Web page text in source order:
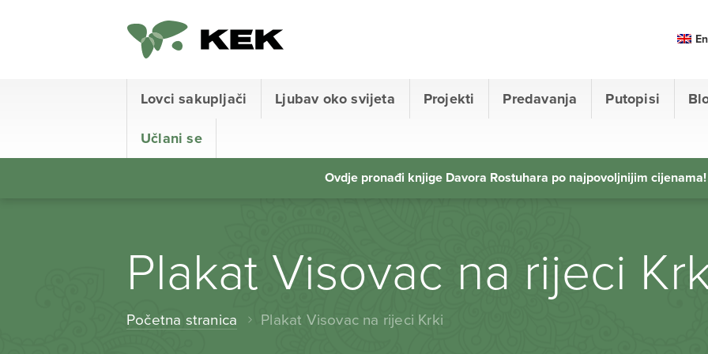
Lovci sakupljači Ljubav oko svijeta Projekti Predavanja Putopisi
Učlani se
Ovdje pronađi knjige Davora Rostuhara po najpovoljnijim cijenama!
Plakat Visovac na rijeci
Početna stranica Plakat Visovac na rijeci Krki